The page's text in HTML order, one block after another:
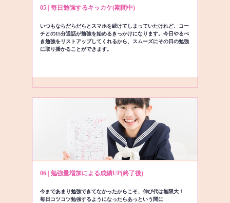
05 | 毎日勉強するキッカケ(期間中)
いつもならだらだらとスマホを続けてしまっていたけれど、コー
チとの15分通話が勉強を始めるきっかけになります。今日やるべ
き勉強をリストアップしてくれるから、スムーズにその日の勉強
に取り掛かることができます。
06 | 勉強量増加による成績UP(終了後)
今まであまり勉強できてなかったからこそ、伸び代は無限大！
毎日コツコツ勉強するようになったらあっという間に